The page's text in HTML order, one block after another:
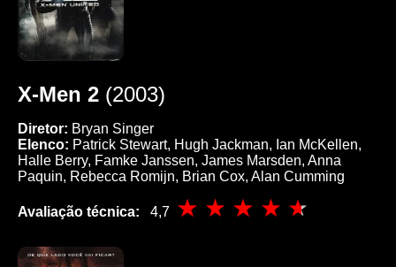
X-Men 2 (2003)
Diretor: Bryan Singer
Elenco: Patrick Stewart, Hugh Jackman, Ian McKellen,
Halle Berry, Famke Janssen, James Marsden, Anna
Paquin, Rebecca Romijn, Brian Cox, Alan Cumming
Avaliação técnica: 4,7